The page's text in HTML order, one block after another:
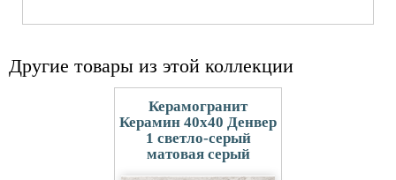
Другие товары из этой коллекции
Керамогранит
Керамин 40x40 Денвер
1 светло-серый
матовая серый